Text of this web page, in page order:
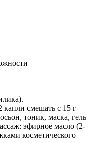
капли смешать с 15 г
тоник, маска, гель
эфирное масло (2-
косметического